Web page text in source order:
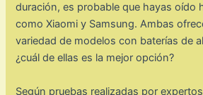
duración, es probable que hayas oído
como Xiaomi y Samsung. Ambas
variedad de modelos con baterías de
¿cuál de ellas es la mejor opción?
Según pruebas realizadas por